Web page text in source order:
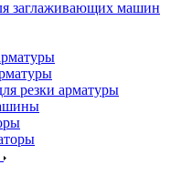
заглаживающих машин
резки арматуры